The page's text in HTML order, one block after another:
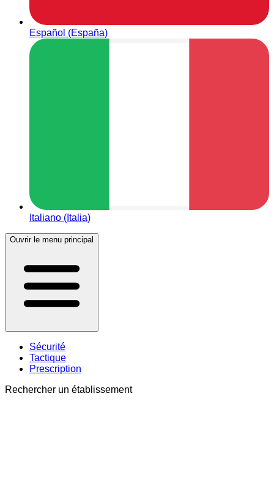
Español (España)
Italiano (Italia)
Ouvrir le menu principal
Sécurité
Tactique
Prescription
Rechercher un établissement